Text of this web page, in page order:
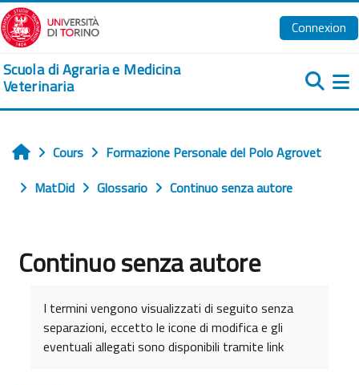
Passer au contenu principal
Connexion
Scuola di Agraria e Medicina
Veterinaria
Accueil
Cours
Formazione Personale del Polo Agrovet
MatDid
Glossario Continuo senza autore
Continuo senza autore
I termini vengono visualizzati di seguito senza
separazioni, eccetto le icone di modifica e gli
eventuali allegati sono disponibili tramite link